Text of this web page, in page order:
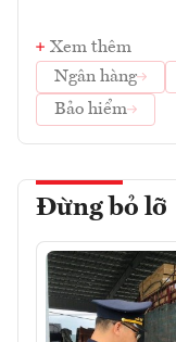
Xem thêm
Ngân hàng
Bảo hiểm
Đừng bỏ lỡ